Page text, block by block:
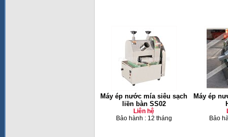
Máy ép nước mía siêu sạch
liền bàn SS02
Liên hệ
Bảo hành : 12 tháng
Máy ép
Bảo